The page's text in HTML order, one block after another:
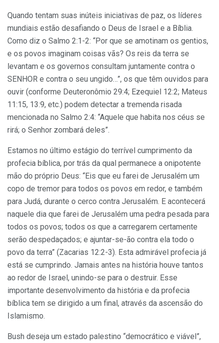
Quando tentam suas inúteis iniciativas de paz, os líderes
mundiais estão desafiando o Deus de Israel e a Bíblia.
Como diz o Salmo 2:1-2: “Por que se amotinam os gentios,
e os povos imaginam coisas vãs? Os reis da terra se
levantam e os governos consultam juntamente contra o
SENHOR e contra o seu ungido…”, os que têm ouvidos para
ouvir (conforme Deuteronômio 29:4; Ezequiel 12:2; Mateus
11:15, 13:9, etc.) podem detectar a tremenda risada
mencionada no Salmo 2:4: “Aquele que habita nos céus se
rirá; o Senhor zombará deles”.
Estamos no último estágio do terrível cumprimento da
profecia bíblica, por trás da qual permanece a onipotente
mão do próprio Deus: “Eis que eu farei de Jerusalém um
copo de tremor para todos os povos em redor, e também
para Judá, durante o cerco contra Jerusalém. E acontecerá
naquele dia que farei de Jerusalém uma pedra pesada para
todos os povos; todos os que a carregarem certamente
serão despedaçados; e ajuntar-se-ão contra ela todo o
povo da terra” (Zacarias 12:2-3). Esta admirável profecia já
está se cumprindo. Jamais antes na história houve tantos
ao redor de Israel, unindo-se para o destruir. Esse
importante desenvolvimento da história e da profecia
bíblica tem se dirigido a um final, através da ascensão do
Islamismo.
Bush deseja um estado palestino “democrático e viável”,